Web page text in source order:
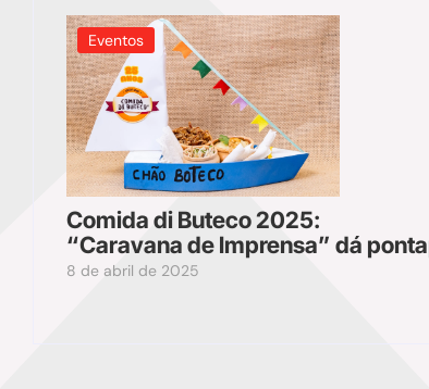
Eventos
Comida di Buteco 2025:
“Caravana de Imprensa” dá
8 de abril de 2025